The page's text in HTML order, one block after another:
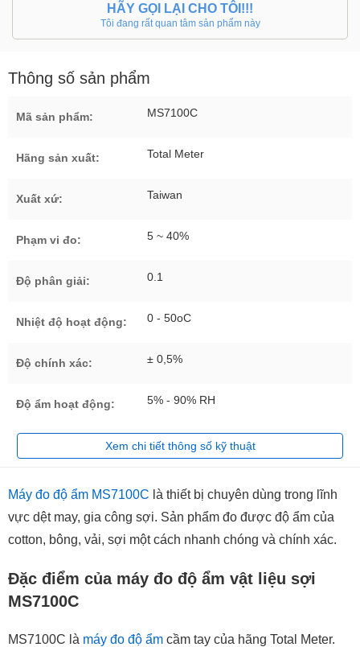
HÃY GỌI LẠI CHO TÔI!!!
Tôi đang rất quan tâm sản phẩm này
Thông số sản phẩm
Mã sản phẩm: MS7100C
Hãng sản xuất: Total Meter
Xuất xứ: Taiwan
Phạm vi đo: 5 ~ 40%
Độ phân giải: 0.1
Nhiệt độ hoạt động: 0 - 50oC
Độ chính xác: ± 0,5%
Độ ẩm hoạt động: 5% - 90% RH
Xem chi tiết thông số kỹ thuật
Máy đo độ ẩm MS7100C là thiết bị chuyên dùng trong lĩnh
vực dệt may, gia công sợi. Sản phẩm đo được độ ẩm của
cotton, bông, vải, sợi một cách nhanh chóng và chính xác.
Đặc điểm của máy đo độ ẩm vật liệu sợi
MS7100C
MS7100C là máy đo độ ẩm cầm tay của hãng Total Meter.